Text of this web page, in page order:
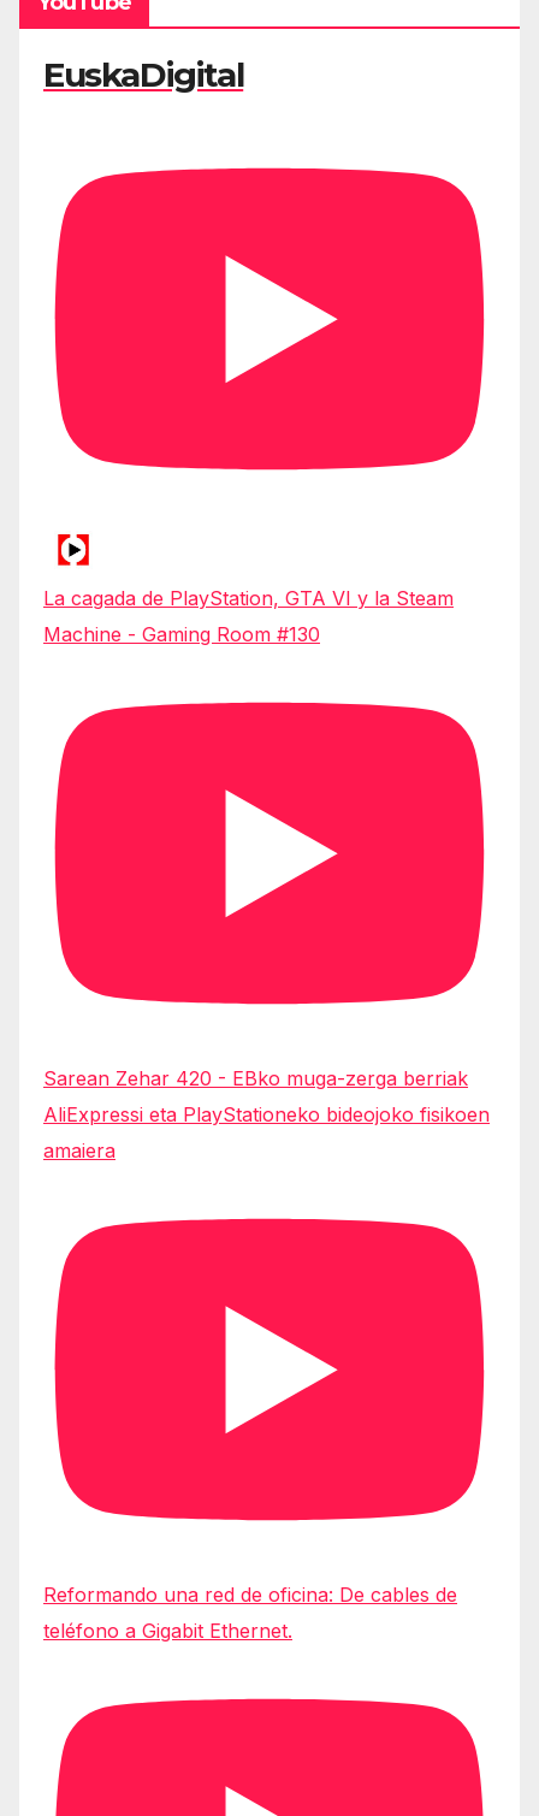
EuskaDigital
La cagada de PlayStation, GTA VI y la Steam
Machine - Gaming Room #130
Sarean Zehar 420 - EBko muga-zerga berriak
AliExpressi eta PlayStationeko bideojoko fisikoen
amaiera
Reformando una red de oficina: De cables de
teléfono a Gigabit Ethernet.